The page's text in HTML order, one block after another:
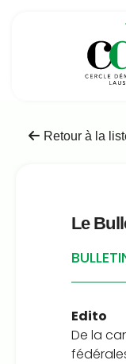
Retour à la
Le
Edito
De la